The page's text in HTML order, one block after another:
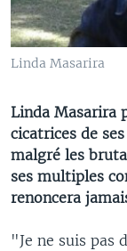
Linda Masarira
Linda Masarira
cicatrices de
malgré les
ses multiples
renoncera
"Je ne suis pas